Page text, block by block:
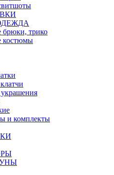
трико
костюмы
и комплекты